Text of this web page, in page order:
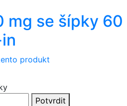
mg se šípky 60
produkt
Potvrdit